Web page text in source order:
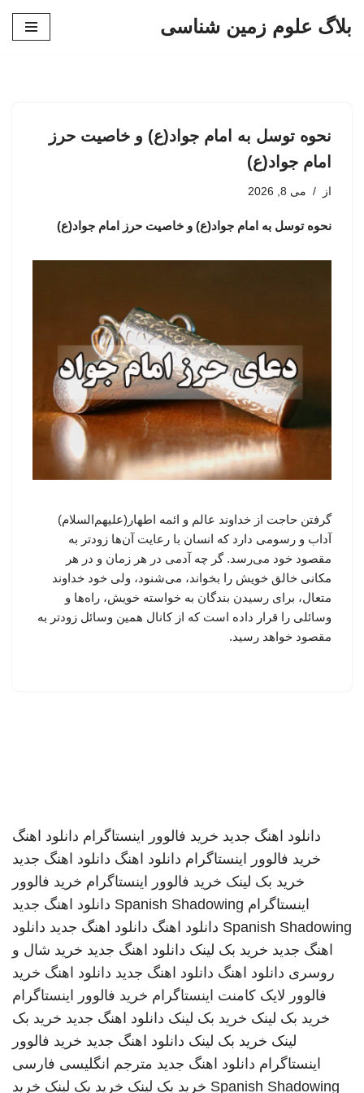
بلاگ علوم زمین شناسی
نحوه توسل به امام جواد(ع) و خاصیت حرز
امام جواد(ع)
از می 8, 2026
نحوه توسل به امام جواد(ع) و خاصیت حرز امام جواد(ع)
گرفتن حاجت از خداوند عالم و ائمه اطهار(علیهم‌السلام)
آداب و رسومی دارد که انسان با رعایت آن‌ها زودتر به
مقصود خود می‌رسد. گر چه آدمی در هر زمان و در هر
مکانی خالق خویش را بخواند، می‌شنود، ولی خود خداوند
متعال، برای رسیدن بندگان به خواسته خویش، راه‌ها و
وسائلی را قرار داده است که از کانال همین وسائل زودتر به
مقصود خواهد رسید.
دانلود اهنگ جدید خرید فالوور اینستاگرام دانلود اهنگ
خرید فالوور اینستاگرام دانلود اهنگ دانلود اهنگ جدید
خرید بک لینک خرید فالوور اینستاگرام خرید فالوور
اینستاگرام Spanish Shadowing دانلود اهنگ جدید
Spanish Shadowing دانلود اهنگ دانلود اهنگ جدید دانلود
اهنگ جدید خرید بک لینک دانلود اهنگ جدید خرید شال و
روسری دانلود اهنگ دانلود اهنگ جدید دانلود اهنگ خرید
فالوور لایک کامنت اینستاگرام خرید فالوور اینستاگرام
خرید بک لینک خرید بک لینک دانلود اهنگ جدید خرید بک
لینک خرید بک لینک دانلود اهنگ جدید خرید فالوور
اینستاگرام دانلود اهنگ جدید مترجم انگلیسی فارسی
Spanish Shadowing خرید بک لینک خرید بک لینک خرید